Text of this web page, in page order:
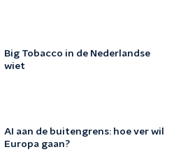
Big Tobacco in de Nederlandse
wiet
AI aan de buitengrens: hoe ver wil
Europa gaan?